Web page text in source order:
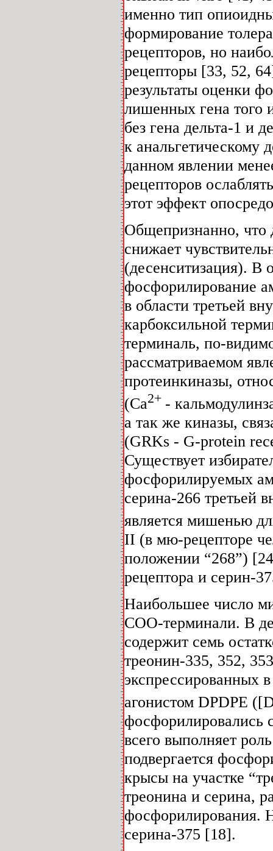
именно тип
формирование
рецепторов, но
рецепторы [33, 52,
результаты оценки
лишенных гена того
без гена дельта-1 и
к анальгетическому
данном явлении
рецепторов
этот эффект
Общепризнанно, что
снижает
(десенситизация). В
фосфорилирование
в области третьей
карбоксильной
терминаль, по-
рассматриваемом
протеинкиназы,
(Са2+ -
а так же киназы,
(GRKs - G-protein
Существует
фосфорилируемых
серина-266 третьей
является мишенью
II (в мю-рецепторе
положении “268”)
рецептора и серин-
Наибольшее число
СОО-терминали. В
содержит семь
треонин-335, 352,
экспрессированных
агонистом DPDPE
фосфорилировались
всего выполняет
подвергается
крысы на участке
треонина и серина,
фосфорилирования.
серина-375 [18].